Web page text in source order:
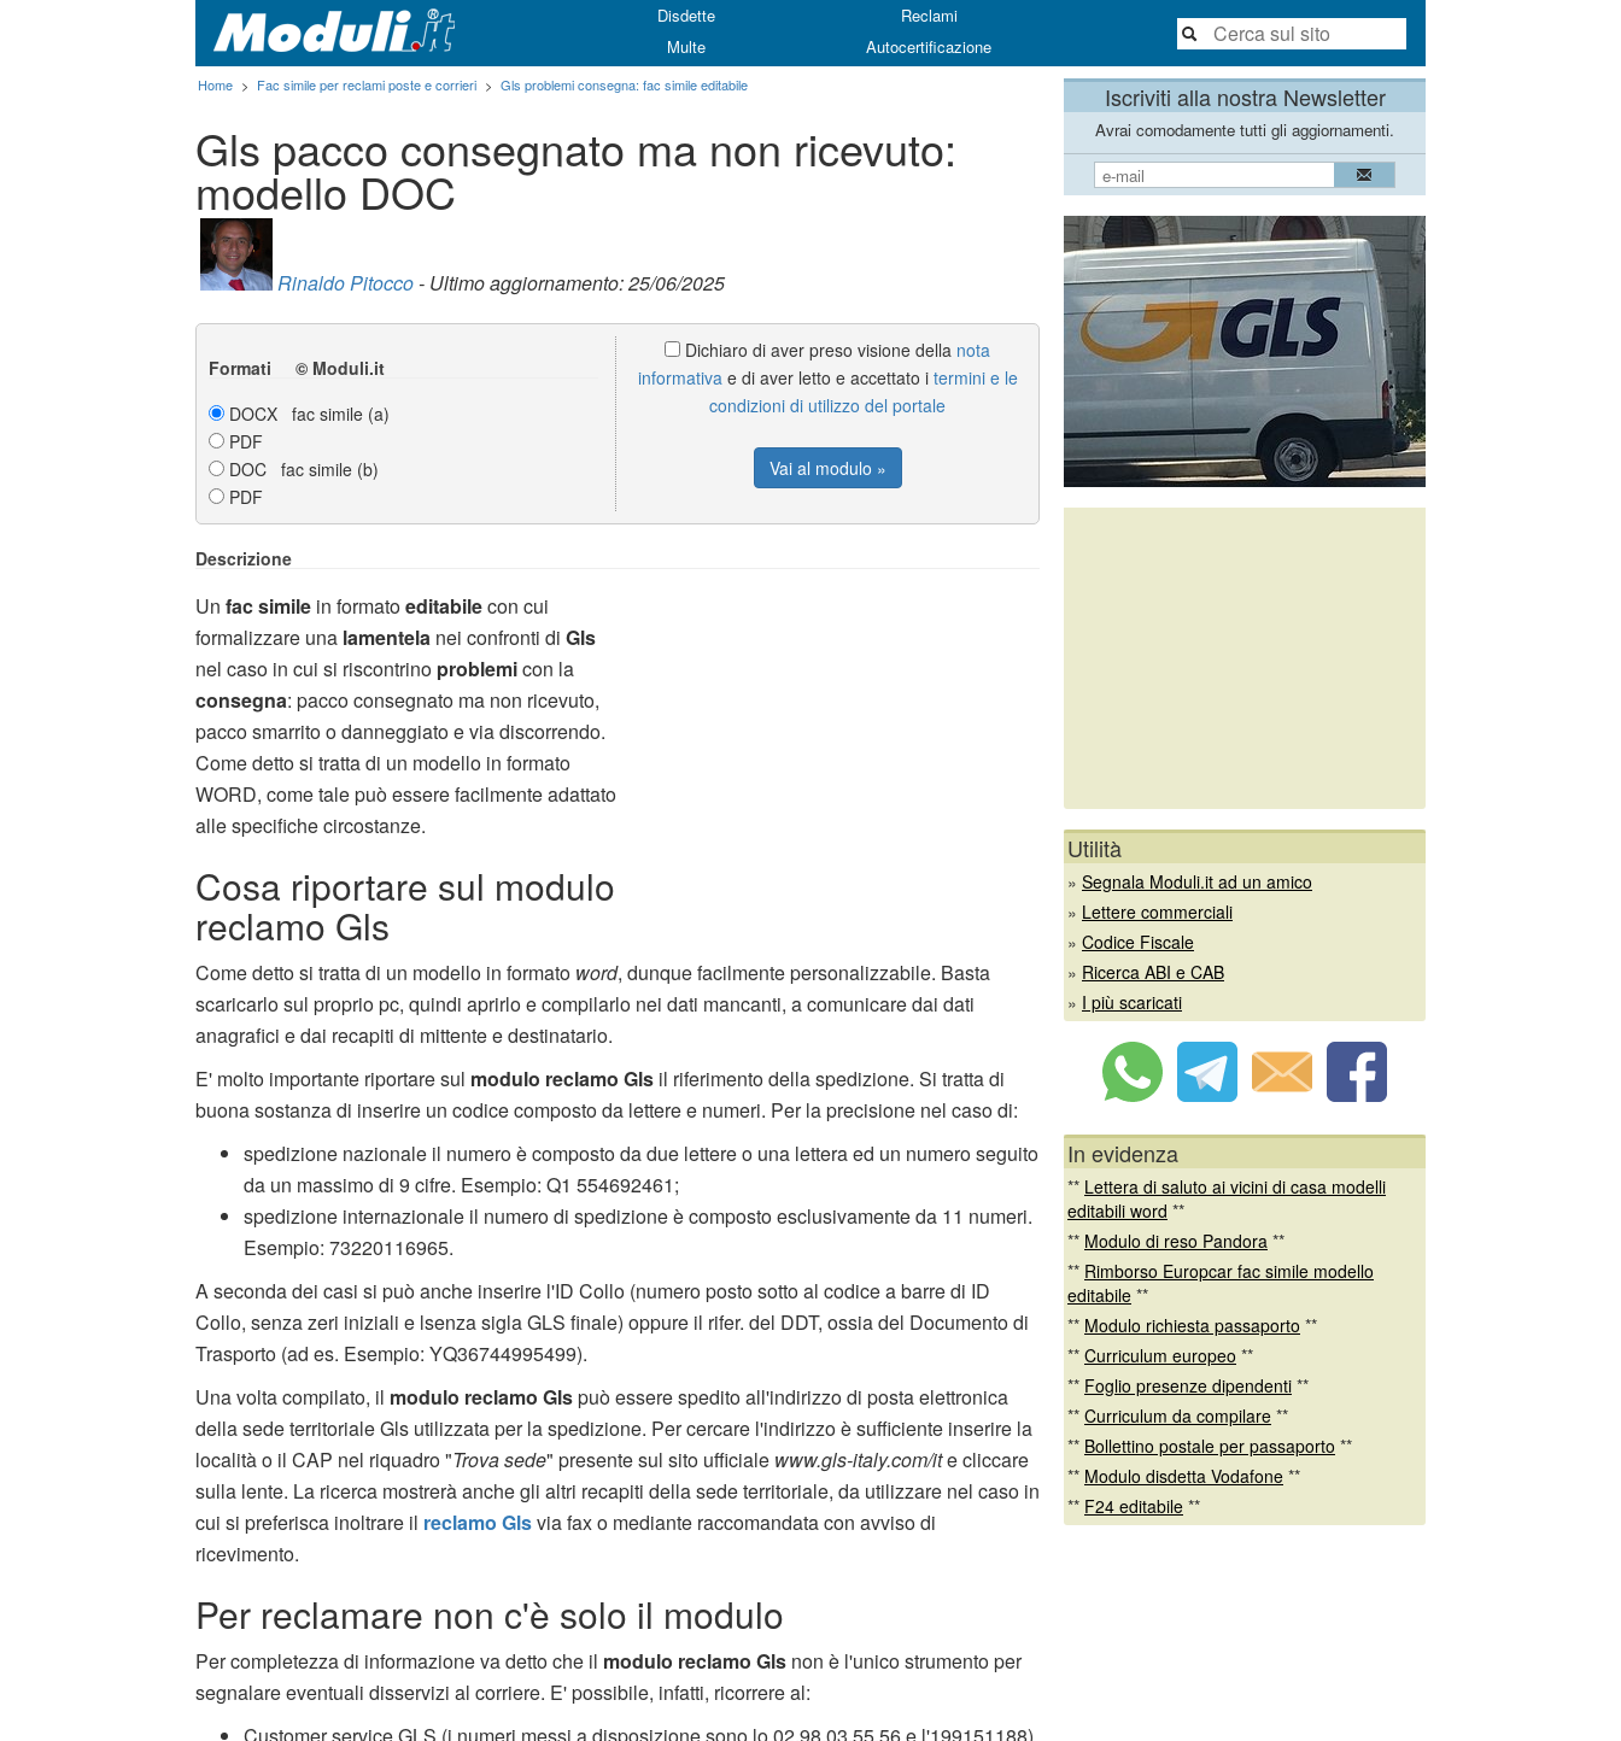
Disdette
Reclami
Multe
Autocertificazione
Home > Fac simile per reclami poste e corrieri > Gls problemi consegna: fac simile editabile
Gls pacco consegnato ma non ricevuto:
modello DOC
Rinaldo Pitocco- Ultimo aggiornamento: 25/06/2025
Formati © Moduli.it
DOCX fac simile (a)
PDF
DOC fac simile (b)
PDF
Dichiaro di aver preso visione della nota
informativa e di aver letto e accettato i termini e le
condizioni di utilizzo del portale
Vai al modulo »
Descrizione
Un fac simile in formatoeditabilecon cui
formalizzare una lamentela nei confronti di Gls
nel caso in cui si riscontrino problemicon la
consegna: pacco consegnato ma non ricevuto,
pacco smarrito o danneggiato e via discorrendo.
Come detto si tratta di un modello in formato
WORD, come tale può essere facilmente adattato
alle specifiche circostanze.
Cosa riportare sul modulo
reclamo Gls
Come detto si tratta di un modello in formato word, dunque facilmente personalizzabile. Basta
scaricarlo sul proprio pc, quindi aprirlo e compilarlo nei dati mancanti, a comunicare dai dati
anagrafici e dai recapiti di mittente e destinatario.
E' molto importante riportare sul modulo reclamo Gls il riferimento della spedizione. Si tratta di
buona sostanza di inserire un codice composto da lettere e numeri. Per la precisione nel caso di:
spedizione nazionale il numero è composto da due lettere o una lettera ed un numero seguito
da un massimo di 9 cifre. Esempio: Q1 554692461;
spedizione internazionale il numero di spedizione è composto esclusivamente da 11 numeri.
Esempio: 73220116965.
A seconda dei casi si può anche inserire l'ID Collo (numero posto sotto al codice a barre di ID
Collo, senza zeri iniziali e lsenza sigla GLS finale) oppure il rifer. del DDT, ossia del Documento di
Trasporto (ad es. Esempio: YQ36744995499).
Una volta compilato, il modulo reclamo Glspuò essere spedito all'indirizzo di posta elettronica
della sede territoriale Gls utilizzata per la spedizione. Per cercare l'indirizzo è sufficiente inserire la
località o il CAP nel riquadro "Trova sede" presente sul sito ufficiale www.gls-italy.com/ite cliccare
sulla lente. La ricerca mostrerà anche gli altri recapiti della sede territoriale, da utilizzare nel caso in
cui si preferisca inoltrare il reclamo Glsvia fax o mediante raccomandata con avviso di
ricevimento.
Per reclamare non c'è solo il modulo
Per completezza di informazione va detto che il modulo reclamo Gls non è l'unico strumento per
segnalare eventuali disservizi al corriere. E' possibile, infatti, ricorrere al:
Customer service GLS (i numeri messi a disposizione sono lo 02.98.03.55.56 e l'199151188)
Iscriviti alla nostra Newsletter
Avrai comodamente tutti gli aggiornamenti.
Utilità
» Segnala Moduli.it ad un amico
» Lettere commerciali
» Codice Fiscale
» Ricerca ABI e CAB
» I più scaricati
In evidenza
** Lettera di saluto ai vicini di casa modelli
editabili word **
** Modulo di reso Pandora **
** Rimborso Europcar fac simile modello
editabile **
** Modulo richiesta passaporto **
** Curriculum europeo **
** Foglio presenze dipendenti **
** Curriculum da compilare **
** Bollettino postale per passaporto **
** Modulo disdetta Vodafone **
** F24 editabile **